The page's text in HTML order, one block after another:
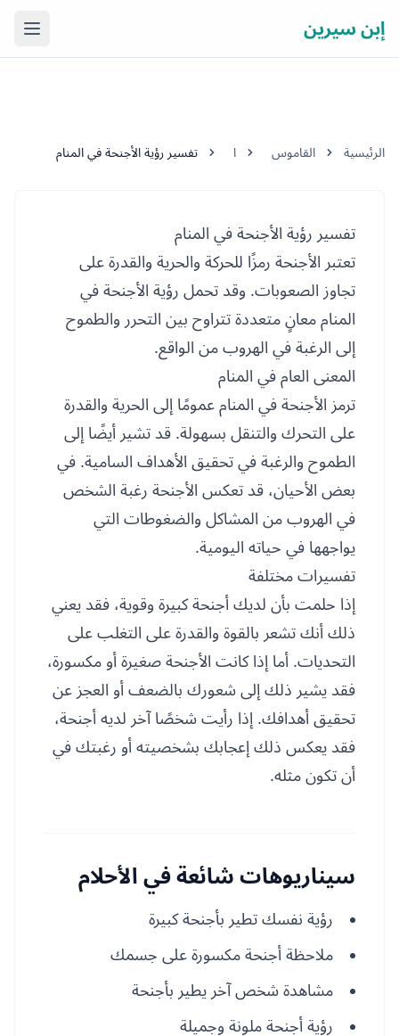
إبن سيرين فتح
الرئيسية القاموس ا تفسير رؤية الأجنحة في المنام
تفسير رؤية الأجنحة في المنام
تعتبر الأجنحة رمزًا للحركة والحرية والقدرة على
تجاوز الصعوبات. وقد تحمل رؤية الأجنحة في
المنام معانٍ متعددة تتراوح بين التحرر والطموح
إلى الرغبة في الهروب من الواقع.
المعنى العام في المنام
ترمز الأجنحة في المنام عمومًا إلى الحرية والقدرة
على التحرك والتنقل بسهولة. قد تشير أيضًا إلى
الطموح والرغبة في تحقيق الأهداف السامية. في
بعض الأحيان، قد تعكس الأجنحة رغبة الشخص
في الهروب من المشاكل والضغوطات التي
يواجهها في حياته اليومية.
تفسيرات مختلفة
إذا حلمت بأن لديك أجنحة كبيرة وقوية، فقد يعني
ذلك أنك تشعر بالقوة والقدرة على التغلب على
التحديات. أما إذا كانت الأجنحة صغيرة أو مكسورة،
فقد يشير ذلك إلى شعورك بالضعف أو العجز عن
تحقيق أهدافك. إذا رأيت شخصًا آخر لديه أجنحة،
فقد يعكس ذلك إعجابك بشخصيته أو رغبتك في
أن تكون مثله.
سيناريوهات شائعة في الأحلام
رؤية نفسك تطير بأجنحة كبيرة
ملاحظة أجنحة مكسورة على جسمك
مشاهدة شخص آخر يطير بأجنحة
رؤية أجنحة ملونة وجميلة